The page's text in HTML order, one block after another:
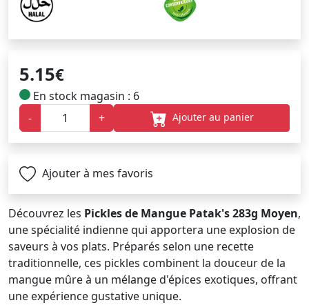
5.15€
En stock magasin : 6
-
+ Ajouter au panier
Ajouter à mes favoris
Découvrez les Pickles de Mangue Patak's 283g Moyen,
une spécialité indienne qui apportera une explosion de
saveurs à vos plats. Préparés selon une recette
traditionnelle, ces pickles combinent la douceur de la
mangue mûre à un mélange d'épices exotiques, offrant
une expérience gustative unique.